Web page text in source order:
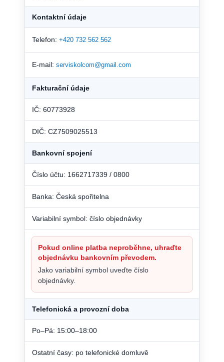
Kontaktní údaje
Telefon: +420 732 562 562
E-mail: serviskolcom@gmail.com
Fakturační údaje
IČ: 60773928
DIČ: CZ7509025513
Bankovní spojení
Číslo účtu: 1662717339 / 0800
Banka: Česká spořitelna
Variabilní symbol: číslo objednávky
Pokud online platba neproběhne, uhraďte
objednávku bankovním převodem.
Jako variabilní symbol uveďte číslo
objednávky.
Telefonická a provozní doba
Po–Pá: 15:00–18:00
Ostatní časy: po telefonické domluvě